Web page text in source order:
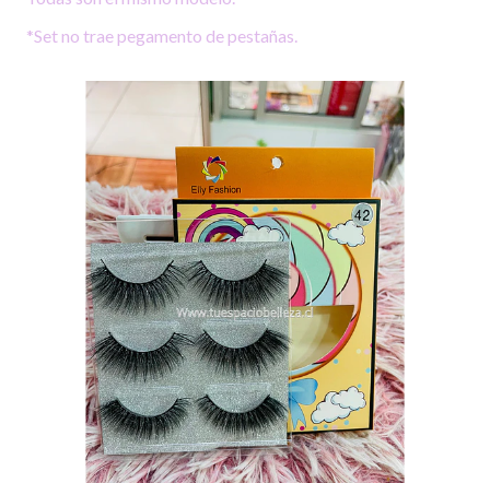
*Set no trae pegamento de pestañas.